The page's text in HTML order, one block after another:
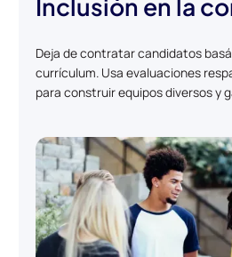
Inclusión en la
Deja de contratar candidatos
currículum. Usa evaluaciones
para construir equipos diversos y